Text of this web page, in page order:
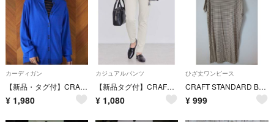
カーディガン
【新品・タグ付】CRAFT STANDARD BOUTIQUE クラフトスタンダードブティック 二つボタンカーディガン【F】
¥ 1,980
カジュアルパンツ
【新品タグ付】CRAFT STANDARD BOUTIQUE クラフトスタンダードブティック イージーパンツ ストレッチパンツ M
¥ 1,080
ひざ丈ワンピース
CRAFT STANDARD BOUTIQUE ボーダー 半袖 ワンピース
¥ 999